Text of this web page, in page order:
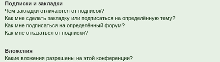
Подписки и закладки
Чем закладки отличаются от подписок?
Как мне сделать закладку или подписаться на определённую тему?
Как мне подписаться на определённый форум?
Как мне отказаться от подписки?
Вложения
Какие вложения разрешены на этой конференции?